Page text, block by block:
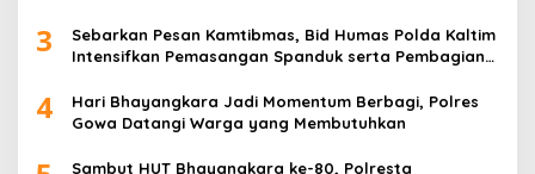
3
Sebarkan Pesan Kamtibmas, Bid Humas Polda Kaltim
Intensifkan Pemasangan Spanduk serta Pembagian
4
Hari Bhayangkara Jadi Momentum Berbagi, Polres
Gowa Datangi Warga yang Membutuhkan
Sambut HUT Bhayangkara ke-80, Polresta